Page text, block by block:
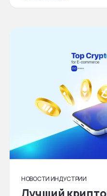
НОВОСТИ ИНДУСТРИИ